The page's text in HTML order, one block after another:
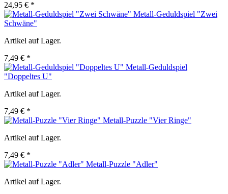
24,95 € *
Metall-Geduldspiel "Zwei
Schwäne"
Artikel auf Lager.
7,49 € *
Metall-Geduldspiel
"Doppeltes U"
Artikel auf Lager.
7,49 € *
Metall-Puzzle "Vier Ringe"
Artikel auf Lager.
7,49 € *
Metall-Puzzle "Adler"
Artikel auf Lager.